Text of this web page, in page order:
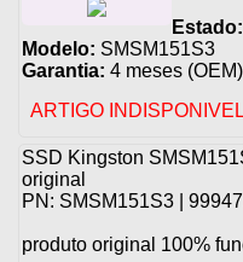
Estado:
Modelo: SMSM151S3
Garantia: 4 meses (OEM)
ARTIGO INDISPONIVEL
SSD Kingston
original
PN: SMSM151S3 |
produto original 100%